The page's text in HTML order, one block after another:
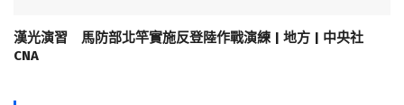
漢光演習 馬防部北竿實施反登陸作戰演練 | 地方 | 中央社
CNA